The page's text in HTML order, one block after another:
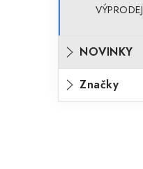
VÝPRODEJ
NOVINKY
Značky